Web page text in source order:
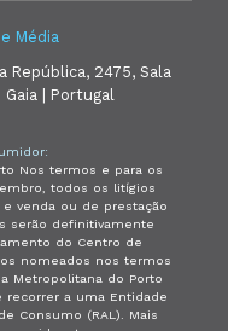
Média
República, 2475, Sala
| Portugal
Nos termos e para os
todos os litígios
venda ou de prestação
serão definitivamente
do Centro de
nomeados nos termos
Metropolitana do Porto
a uma Entidade
Consumo (RAL). Mais